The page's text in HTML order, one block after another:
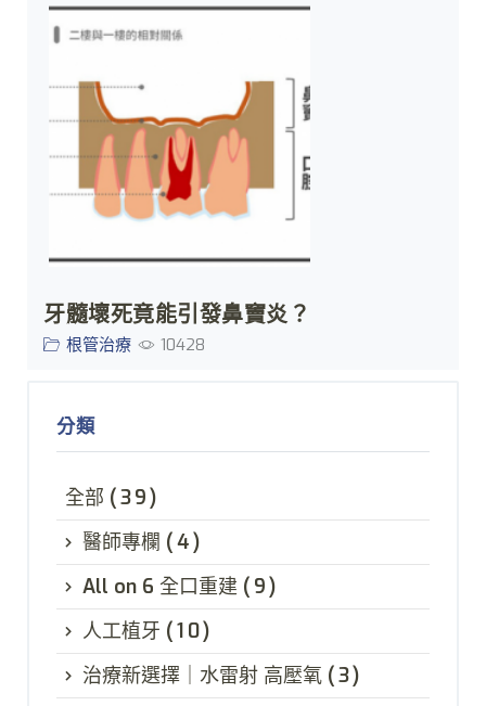
牙髓壞死竟能引發鼻竇炎？
根管治療 10428
分類
全部 (39)
醫師專欄 (4)
All on 6 全口重建 (9)
人工植牙 (10)
治療新選擇｜水雷射 高壓氧 (3)